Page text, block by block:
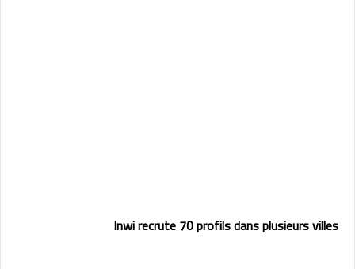
Inwi recrute 70 profils dans plusieurs villes